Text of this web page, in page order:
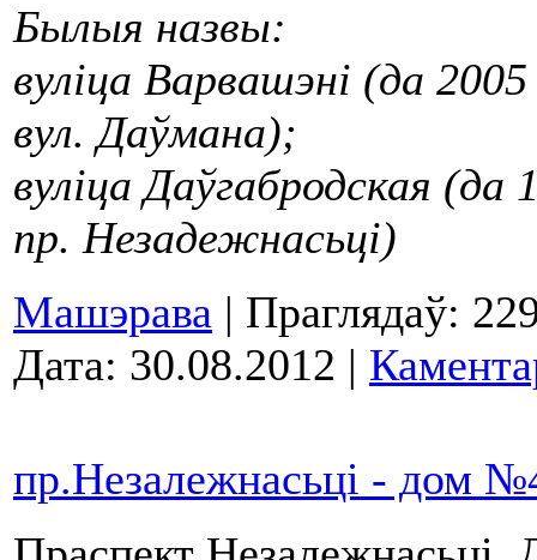
Былыя назвы:
вуліца Варвашэні (да
вул. Даўмана);
вуліца Даўгабродская
пр. Незадежнасьці)
Машэрава | Праглядаў:
Дата: 30.08.2012 |
пр.Незалежнасьці - дом